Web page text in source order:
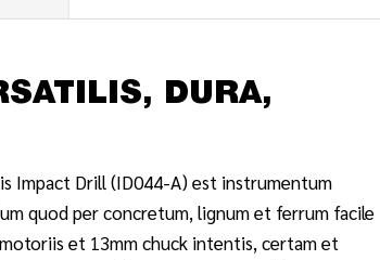
DURA,
Impact Drill (ID044-A) est instrumentum
quod per concretum, lignum et ferrum facile
et 13mm chuck intentis, certam et